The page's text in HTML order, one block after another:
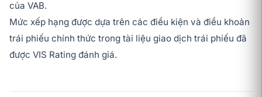
của VAB.
Mức xếp hạng được dựa trên các điều kiện và điều khoản
trái phiếu chính thức trong tài liệu giao dịch trái phiếu đã
được VIS Rating đánh giá.